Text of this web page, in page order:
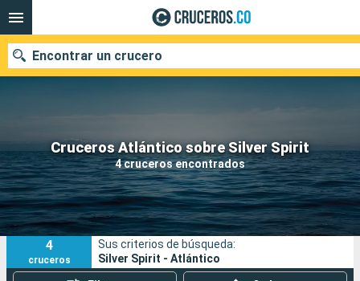
Cruceros Atlántico sobre Silver Spirit
4 cruceros encontrados
Encontrar un crucero
Fecha de salida
Buscar
4
cruceros
Sus criterios de búsqueda:
Silver Spirit - Atlántico